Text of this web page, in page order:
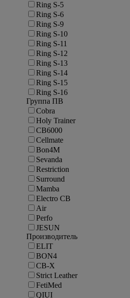
Ring S-5
Ring S-6
Ring S-9
Ring S-10
Ring S-11
Ring S-12
Ring S-13
Ring S-14
Ring S-15
Ring S-16
Группа ПВ
Cobra
Holy Trainer
CB6000
Cellmate
Bon4M
Sevanda
Restriction
Surround
Mamba
Electro CB
Air
Perfo
JESUN
Производитель
ELIT
BON4
CB-X
Strict Leather
FetiMed
QIUI